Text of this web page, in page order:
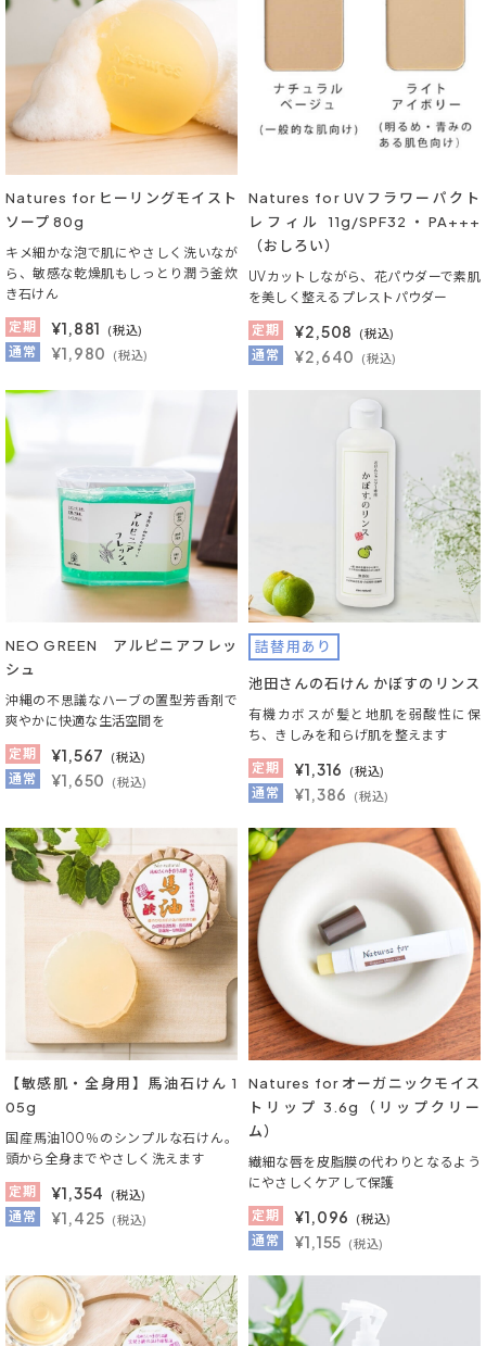
Natures for ヒーリングモイスト
ソープ 80g
キメ細かな泡で肌にやさしく洗いなが
ら、敏感な乾燥肌もしっとり潤う釜炊
き石けん
定期
¥1,881 (税込)
通常 ¥1,980 (税込)
Natures for UVフラワーパクト
レフィル 11g/SPF32・PA+++
（おしろい）
UVカットしながら、花パウダーで素肌
を美しく整えるプレストパウダー
定期
¥2,508 (税込)
通常 ¥2,640 (税込)
NEO GREEN アルピニアフレッ
シュ
沖縄の不思議なハーブの置型芳香剤で
爽やかに快適な生活空間を
定期
¥1,567 (税込)
通常 ¥1,650 (税込)
詰替用あり
池田さんの石けん かぼすのリンス
有機カボスが髪と地肌を弱酸性に保
ち、きしみを和らげ肌を整えます
定期
¥1,316 (税込)
通常 ¥1,386 (税込)
【敏感肌・全身用】馬油石けん 1
05g
国産馬油100％のシンプルな石けん。
頭から全身までやさしく洗えます
定期
¥1,354 (税込)
通常 ¥1,425 (税込)
Natures for オーガニックモイス
トリップ 3.6g（リップクリー
ム）
繊細な唇を皮脂膜の代わりとなるよう
にやさしくケアして保護
定期
¥1,096 (税込)
通常 ¥1,155 (税込)